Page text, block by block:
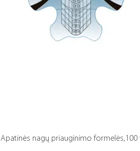
Apatinės nagų priauginimo formelės,100